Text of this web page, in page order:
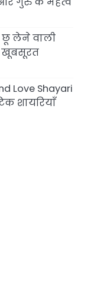
छू लेने वाली
खूबसूरत
Love Shayari
शायरियाँ